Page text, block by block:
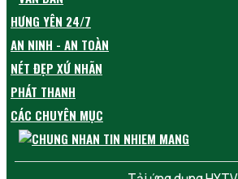
HƯNG YÊN 24/7
AN NINH - AN TOÀN
NÉT ĐẸP XỨ NHÃN
PHÁT THANH
CÁC CHUYÊN MỤC